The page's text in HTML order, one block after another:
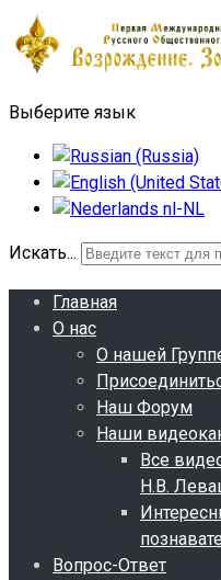
Выберите язык
Искать...
Главная
О нас
О нашей
Наш Форум
Наши
Все
Н.В.
Вопрос-Ответ